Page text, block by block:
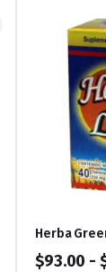
Herba
$93.00 -